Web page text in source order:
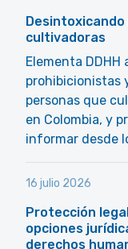
cultivadoras
Elementa
prohibicionistas
personas que
en Colombia, y
informar desde
16 julio 2026
Protección
opciones
derechos